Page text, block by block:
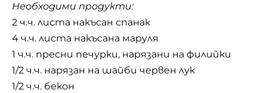
Необходими продукти:
2 ч.ч. листа накъсан спанак
4 ч.ч. листа накъсана маруля
1 ч.ч. пресни печурки, нарязани на филийки
1/2 ч.ч. нарязан на шайби червен лук
1/2 ч.ч. бекон